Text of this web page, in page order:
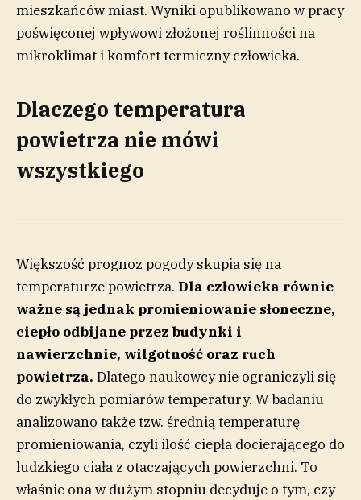
mieszkańców miast. Wyniki opublikowano w pracy
poświęconej wpływowi złożonej roślinności na
mikroklimat i komfort termiczny człowieka.
Dlaczego temperatura
powietrza nie mówi
wszystkiego
Większość prognoz pogody skupia się na
temperaturze powietrza. Dla człowieka równie
ważne są jednak promieniowanie słoneczne,
ciepło odbijane przez budynki i
nawierzchnie, wilgotność oraz ruch
powietrza. Dlatego naukowcy nie ograniczyli się
do zwykłych pomiarów temperatury. W badaniu
analizowano także tzw. średnią temperaturę
promieniowania, czyli ilość ciepła docierającego do
ludzkiego ciała z otaczających powierzchni. To
właśnie ona w dużym stopniu decyduje o tym, czy